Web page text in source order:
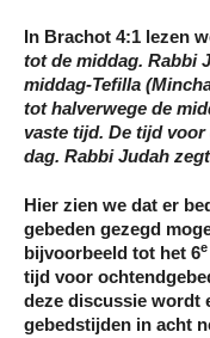
In Brachot 4:1 lezen
tot de middag. Rabbi
middag-Tefilla
tot halverwege de
vaste tijd. De tijd voor
dag. Rabbi Judah
Hier zien we dat er
gebeden gezegd
bijvoorbeeld tot het 6e
tijd voor
deze discussie wordt
gebedstijden in acht